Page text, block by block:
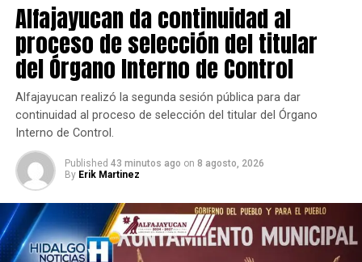
Alfajayucan da continuidad al
proceso de selección del titular
del Órgano Interno de Control
Alfajayucan realizó la segunda sesión pública para dar
continuidad al proceso de selección del titular del Órgano
Interno de Control.
Published 43 minutos ago on 8 agosto, 2026
By Erik Martinez